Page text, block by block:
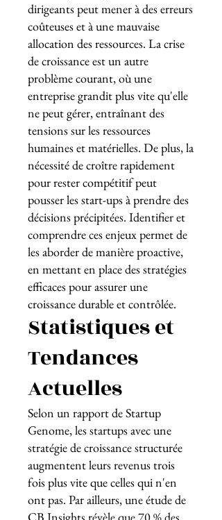
dirigeants peut mener à des erreurs
coûteuses et à une mauvaise
allocation des ressources. La crise
de croissance est un autre
problème courant, où une
entreprise grandit plus vite qu'elle
ne peut gérer, entraînant des
tensions sur les ressources
humaines et matérielles. De plus, la
nécessité de croître rapidement
pour rester compétitif peut
pousser les start-ups à prendre des
décisions précipitées. Identifier et
comprendre ces enjeux permet de
les aborder de manière proactive,
en mettant en place des stratégies
efficaces pour assurer une
croissance durable et contrôlée.
Statistiques et
Tendances
Actuelles
Selon un rapport de Startup
Genome, les startups avec une
stratégie de croissance structurée
augmentent leurs revenus trois
fois plus vite que celles qui n'en
ont pas. Par ailleurs, une étude de